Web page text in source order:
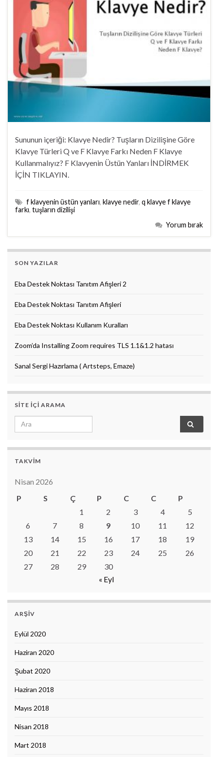
Sununun içeriği: Klavye Nedir? Tuşların Dizilişine Göre
Klavye Türleri Q ve F Klavye Farkı Neden F Klavye
Kullanmalıyız? F Klavyenin Üstün Yanları İNDİRMEK
İÇİN TIKLAYIN.
f klavyenin üstün yanları, klavye nedir, q klavye f klavye
farkı, tuşların dizilişi
Yorum bırak
SON YAZILAR
Eba Destek Noktası Tanıtım Afişleri 2
Eba Destek Noktası Tanıtım Afişleri
Eba Destek Noktası Kullanım Kuralları
Zoom’da Installing Zoom requires TLS 1.1&1.2 hatası
Sanal Sergi Hazırlama ( Artsteps, Emaze)
SITE IÇI ARAMA
Search for:
TAKVIM
Nisan 2026
P
S Ç P C C
P
1
2 3 4
5
6
7 8 9 10 11
12
13
14 15 16 17 18
19
20
21 22 23 24 25
26
27
28 29
30
« Eyl
ARŞIV
Eylül 2020
Haziran 2020
Şubat 2020
Haziran 2018
Mayıs 2018
Nisan 2018
Mart 2018